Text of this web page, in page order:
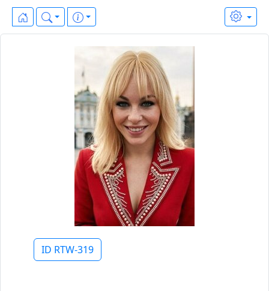
ID RTW-319